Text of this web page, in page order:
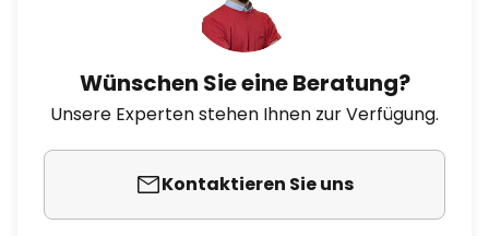
Wünschen Sie eine Beratung?
Unsere Experten stehen Ihnen zur Verfügung.
Kontaktieren Sie uns